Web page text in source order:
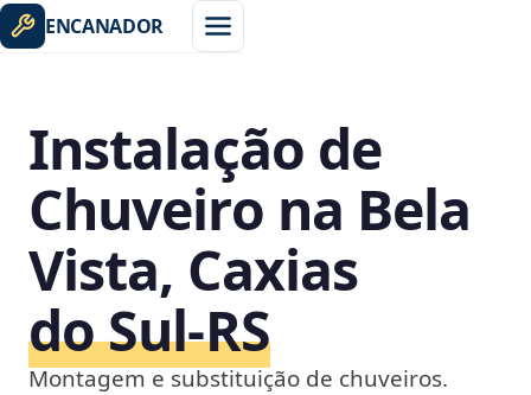
ENCANADOR
Instalação de
Chuveiro na Bela
Vista, Caxias
do Sul‑RS
Montagem e substituição de chuveiros.